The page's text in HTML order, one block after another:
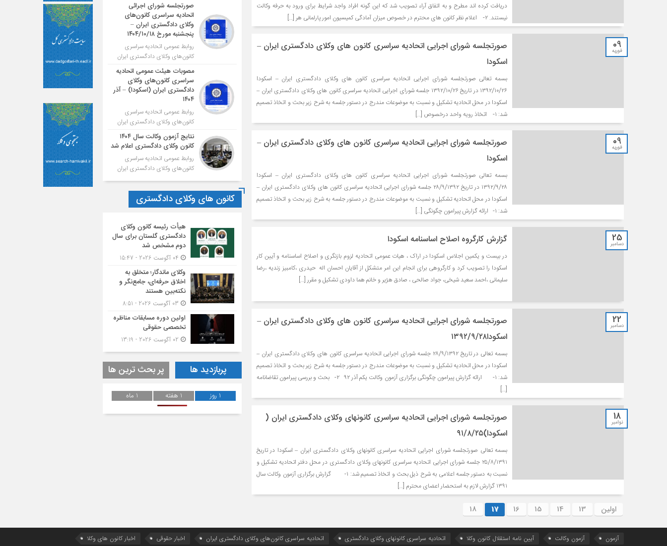
دریافت کرده اند مطرح و به اتفاق آراء تصویب شد که این گونه افراد واجد شرایط برای ورود به حرفه وکالت
نیستند. ۲- اعلام نظر کانون های محترم در خصوص میزان آمادگی کمیسیون امور پارلمانی هر […]
09
فوریه
صورتجلسه شورای اجرایی اتحادیه سراسری کانون های وکلای دادگستری ایران –
اسکودا
بسمه تعالی صورتجلسه شورای اجرایی اتحادیه سراسری کانون های وکلای دادگستری ایران – اسکودا
۱۳۹۲/۱۰/۲۶ در تاریخ ۱۳۹۲/۱۰/۲۶ جلسه شورای اجرایی اتحادیه سراسری کانون های وکلای دادگستری ایران –
اسکودا در محل اتحادیه تشکیل و نسبت به موضوعات مندرج در دستور جلسه به شرح زیر بحث و اتخاذ تصمیم
شد: ۱- اتخاذ رویه واحد درخصوص […]
09
فوریه
صورتجلسه شورای اجرایی اتحادیه سراسری کانون های وکلای دادگستری ایران –
اسکودا
بسمه تعالی صورتجلسه شورای اجرایی اتحادیه سراسری کانون های وکلای دادگستری ایران – اسکودا
۱۳۹۲/۹/۲۸ در تاریخ ۲۸/۹/۱۳۹۲ جلسه شورای اجرایی اتحادیه سراسری کانون های وکلای دادگستری ایران –
اسکودا در محل اتحادیه تشکیل و نسبت به موضوعات مندرج در دستور جلسه به شرح زیر بحث و اتخاذ تصمیم
شد: ۱- ارائه گزارش پیرامون چگونگی […]
25
دسامبر گزارش کارگروه اصلاح اساسنامه اسکودا
در بیست و یکمین اجلاس اسکودا در اراک ، هیات عمومی اتحادیه لزوم بازنگری و اصلاح اساسنامه و آیین کار
اسکودا را تصویب کرد و کارگروهی برای انجام این امر متشکل از آقایان احسان اله حیدری ،کامبیز زندیه ،رضا
سلیمانی ،احمد سعید شیخی، جواد صالحی ، صادق هژیر و خانم هما داودی تشکیل و مقرر […]
22
دسامبر
صورتجلسه شورای اجرایی اتحادیه سراسری کانون های وکلای دادگستری ایران –
اسکودا۱۳۹۲/۹/۲۸
بسمه تعالی در تاریخ ۲۸/۹/۱۳۹۲ جلسه شورای اجرایی اتحادیه سراسری کانون های وکلای دادگستری ایران –
اسکودا در محل اتحادیه تشکیل و نسبت به موضوعات مندرج در دستور جلسه به شرح زیر بحث و اتخاذ تصمیم
شد: ۱- ارائه گزارش پیرامون چگونگی برگزاری آزمون وکالت یکم آذر ۹۲ ۲- بحث و بررسی پیرامون تقاضانامه
[…]
18
نوامبر
صورتجلسه شورای اجرایی اتحادیه سراسری کانونهای وکلای دادگستری ایران (
اسکودا)۹۱/۸/۲۵
بسمه تعالی صورتجلسه شورای اجرایی اتحادیه سراسری کانونهای وکلای دادگستری ایران – اسکودا در تاریخ
۲۵/۸/۱۳۹۱ جلسه شورای اجرایی اتحادیه سراسری کانونهای وکلای دادگستری در محل دفتر اتحادیه تشکیل و
نسبت به دستور جلسه اعلامی به شرح ذیل بحث و اتخاذ تصمیم شد: ۱- گزارش برگزاری آزمون وکالت سال
۱۳۹۱ گزارش لازم به استحضار اعضای محترم […]
اولین 13
14
15
16
17
18
صورتجلسه شورای اجرائی
اتحادیه سراسری کانون‌های
وکلای دادگستری ایران –
پنجشنبه مورخ ۱۴۰۴/۱۰/۱۸
روابط عمومی اتحادیه سراسری
کانون‌های وکلای دادگستری ایران
مصوبات هیئت عمومی اتحادیه
سراسری کانون‌های وکلای
دادگستری ایران (اسکودا) – آذر
۱۴۰۴
روابط عمومی اتحادیه سراسری
کانون‌های وکلای دادگستری ایران
نتایج آزمون وکالت سال ۱۴۰۴
کانون وکلای دادگستری اعلام شد
روابط عمومی اتحادیه سراسری
کانون‌های وکلای دادگستری ایران
کانون های وکلای دادگستری
هیأت ‌رئیسه کانون وکلای
دادگستری گلستان برای سال
دوم مشخص شد
وکلای ماندگار؛ متخلق به
اخلاق حرفه‌ای، جامع‌نگر و
نکته‌بین هستند
اولین دوره مسابقات مناظره
تخصصی حقوقی
پربازدید ها پر بحث ترین ها
1 روز 1 هفته 1 ماه
آزمون آزمون وکالت آیین ‌نامه استقلال کانون وکلا اتحادیه سراسری کانونهای وکلای دادگستری اتحادیه سراسری کانون‌های وکلای دادگستری ایران اخبار حقوقی اخبار کانون های وکلا